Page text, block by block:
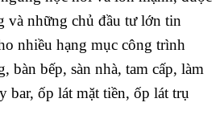
và những chủ đầu tư lớn tin
nhiều hạng mục công trình
bàn bếp, sàn nhà, tam cấp, làm
bar, ốp lát mặt tiền, ốp lát trụ